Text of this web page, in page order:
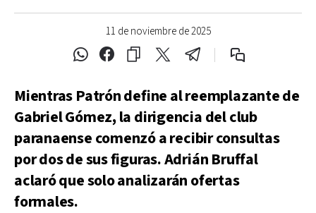
11 de noviembre de 2025
Mientras Patrón define al reemplazante de
Gabriel Gómez, la dirigencia del club
paranaense comenzó a recibir consultas
por dos de sus figuras. Adrián Bruffal
aclaró que solo analizarán ofertas
formales.